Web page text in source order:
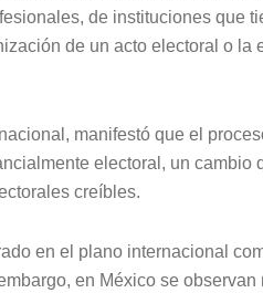
de instituciones que
de un acto electoral o la
manifestó que el
electoral, un cambio
creíbles.
en el plano internacional
en México se